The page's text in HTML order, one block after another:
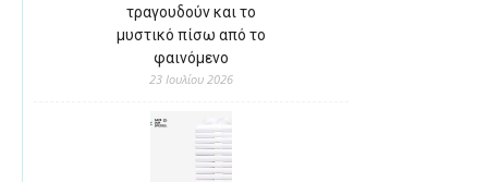
τραγουδούν και το
μυστικό πίσω από το
φαινόμενο
23 Ιουλίου 2026